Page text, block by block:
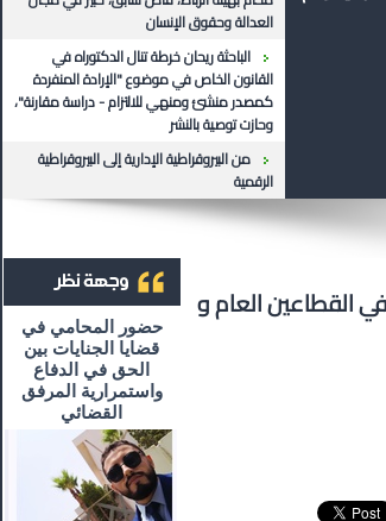
العدالة وحقوق الإنسان
الباحثة ريحان خرطة تنال الدكتوراه في
القانون الخاص في موضوع "الإرادة المنفردة
كمصدر منشئ ومنهي للالتزام - دراسة مقارنة"،
وحازت توصية بالنشر
من البيروقراطية الإدارية إلى البيروقراطية
الرقمية
حضور المحامي في
قضايا الجنايات بين
الحق في الدفاع
واستمرارية المرفق
القضائي
القطاعين العام و